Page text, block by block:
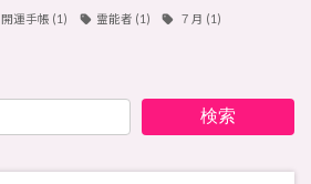
開運手帳 (1) 霊能者 (1) ７月 (1)
検索